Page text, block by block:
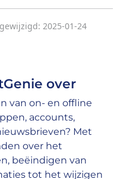
gewijzigd: 2025-01-24
over
van on- en offline
accounts,
Met
over het
beëindigen van
tot het wijzigen